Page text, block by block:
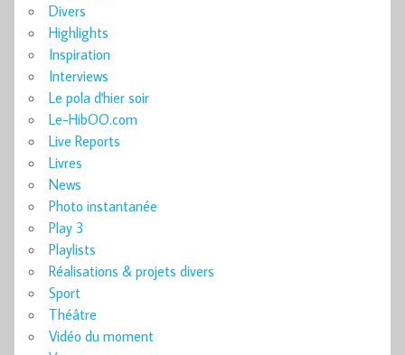
Divers
Highlights
Inspiration
Interviews
Le pola d'hier soir
Le-HibOO.com
Live Reports
Livres
News
Photo instantanée
Play 3
Playlists
Réalisations & projets divers
Sport
Théâtre
Vidéo du moment